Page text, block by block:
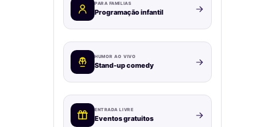
PARA FAMÍLIAS
Programação infantil
HUMOR AO VIVO
Stand-up comedy
ENTRADA LIVRE
Eventos gratuitos